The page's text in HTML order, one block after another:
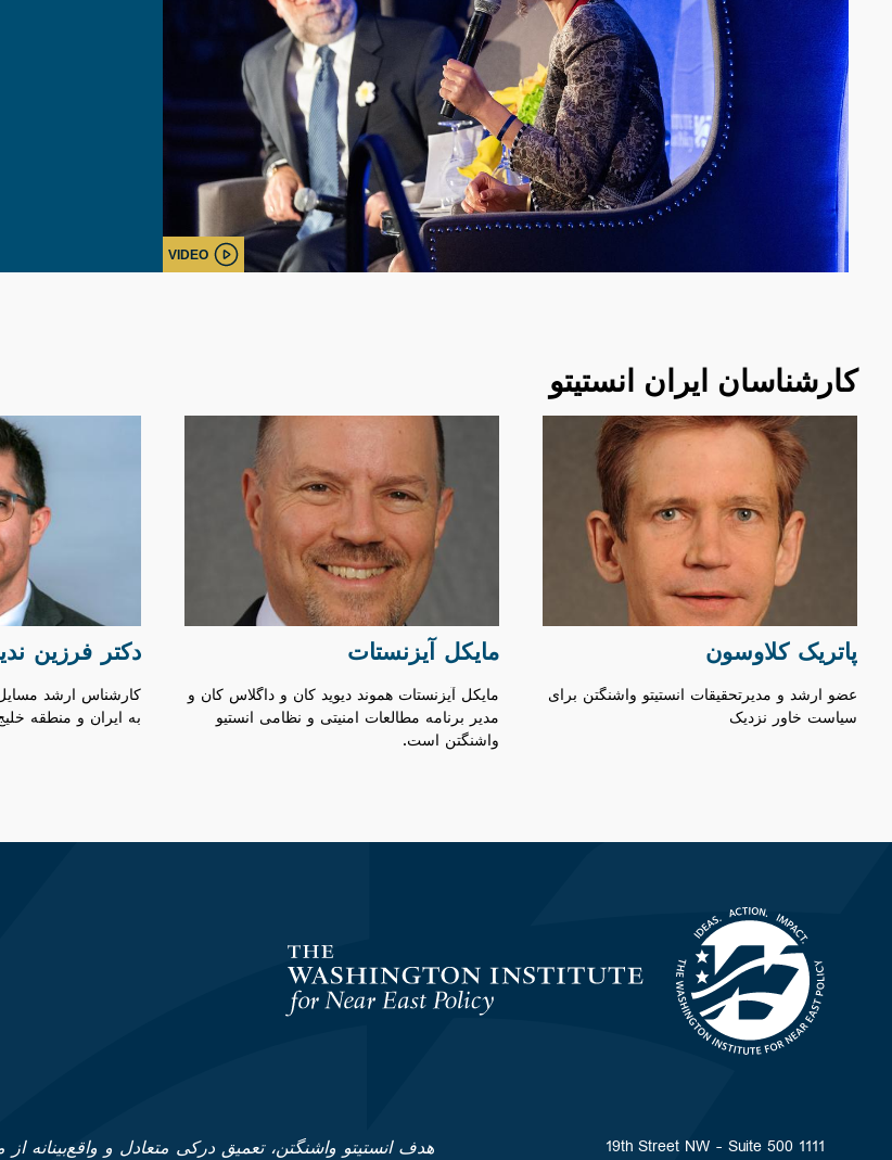
VIDEO
کارشناسان ایران انستیتو
پاتریک کلاوسون
عضو ارشد و مدیرتحقیقات انستیتو واشنگتن برای
سیاست خاور نزدیک
مایکل آیزنستات
مایکل آیزنستات هموند دیوید کان و داگلاس کان و
مدیر برنامه مطالعات امنیتی و نظامی انستیو
واشنگتن است.
دکتر فرزین
کارشناس ارشد
به ایران و منطقه
Homepage
1111 19th Street NW - Suite 500 هدف انستیتو واشنگتن، تعمیق درکی متعادل و واقع‌بینانه از